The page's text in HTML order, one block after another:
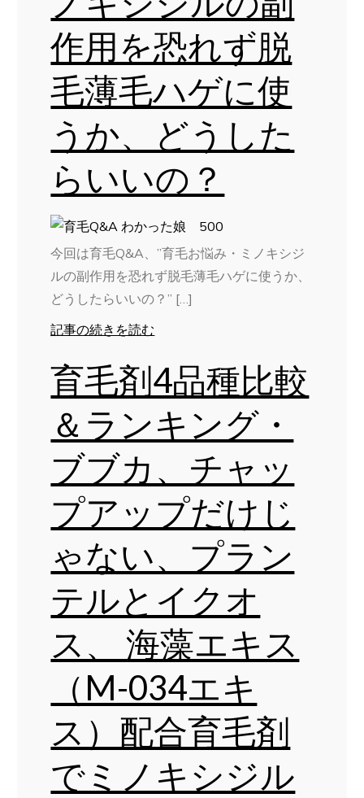
作用を恐れず脱
毛薄毛ハゲに使
うか、どうした
らいいの？
今回は育毛Q&A、”育毛お悩み・ミノキシジ
ルの副作用を恐れず脱毛薄毛ハゲに使うか、
どうしたらいいの？” […]
記事の続きを読む
育毛剤4品種比較
＆ランキング・
ブブカ、チャッ
プアップだけじ
ゃない、プラン
テルとイクオ
ス、 海藻エキス
（M-034エキ
ス）配合育毛剤
でミノキシジル